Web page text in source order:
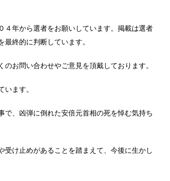
４年から選者をお願いしています。掲載は選者
終的に判断しています。
お問い合わせやご意見を頂戴しております。
ます。
で、凶弾に倒れた安倍元首相の死を悼む気持ち
受け止めがあることを踏まえて、今後に生かし